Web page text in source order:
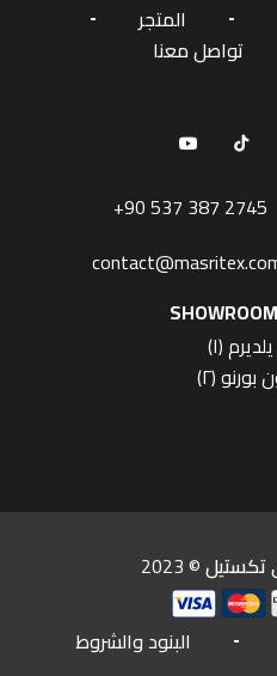
المتجر
تواصل معنا
+90 537 387 2745
يلديرم
بورنو
© 2023
البنود والشروط